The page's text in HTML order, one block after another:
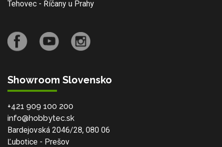
Tehovec - Říčany u Prahy
Showroom Slovensko
+421 909 100 200
info@hobbytec.sk
Bardejovská 2046/28, 080 06
Ľubotice - Prešov